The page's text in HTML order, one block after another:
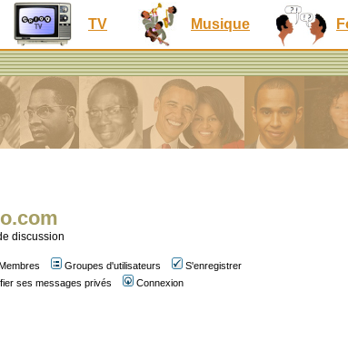
TV Musique
discussion
Groupes d'utilisateurs
S'enregistrer
ses messages privés Connexion